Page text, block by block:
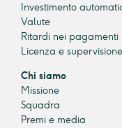
Investimento
Valute
Ritardi nei pagamenti
Licenza e supervisione
Chi siamo
Missione
Squadra
Premi e media